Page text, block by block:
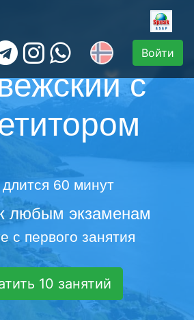
Войти
с
длится 60 минут
любым экзаменам
с первого занятия
10 занятий